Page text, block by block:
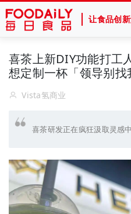
让食品创
喜茶上新DIY功能打工
想定制一杯「领导别找
Vista氢商业
喜茶研发正在疯狂汲取灵感